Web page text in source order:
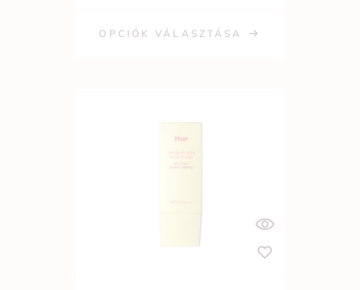
OPCIÓK VÁLASZTÁSA